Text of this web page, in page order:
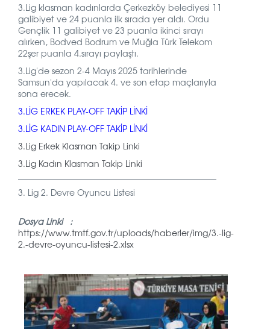
3.Lig klasman kadınlarda Çerkezköy belediyesi 11
galibiyet ve 24 puanla ilk sırada yer aldı. Ordu
Gençlik 11 galibiyet ve 23 puanla ikinci sırayı
alırken, Bodved Bodrum ve Muğla Türk Telekom
22şer puanla 4.sırayı paylaştı.
3.Lig'de sezon 2-4 Mayıs 2025 tarihlerinde
Samsun'da yapılacak 4. ve son etap maçlarıyla
sona erecek.
3.LİG ERKEK PLAY-OFF TAKİP LİNKİ
3.LİG KADIN PLAY-OFF TAKİP LİNKİ
3.Lig Erkek Klasman Takip Linki
3.Lig Kadın Klasman Takip Linki
3. Lig 2. Devre Oyuncu Listesi
Dosya Linki :
https://www.tmtf.gov.tr/uploads/haberler/img/3.-lig-
2.-devre-oyuncu-listesi-2.xlsx